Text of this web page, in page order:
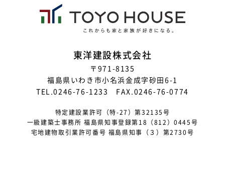
2025年7月
2025年6月
2025年5月
2025年4月
2025年3月
2025年2月
東洋建設株式会社
〒971-8135
福島県いわき市小名浜金成字砂田6-1
TEL.0246-76-1233 FAX.0246-76-0774
特定建設業許可（特-27）第32135号
一級建築士事務所 福島県知事登録第18（812）0445号
宅地建物取引業許可番号 福島県知事（３）第2730号